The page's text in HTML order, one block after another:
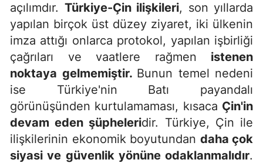
açılımdır. Türkiye-Çin ilişkileri, son yıllarda
yapılan birçok üst düzey ziyaret, iki ülkenin
imza attığı onlarca protokol, yapılan işbirliği
çağrıları ve vaatlere rağmen istenen
noktaya gelmemiştir. Bunun temel nedeni
ise Türkiye'nin Batı payandalı
görünüşünden kurtulamaması, kısaca Çin'in
devam eden şüpheleridir. Türkiye, Çin ile
ilişkilerinin ekonomik boyutundan daha çok
siyasi ve güvenlik yönüne odaklanmalıdır.